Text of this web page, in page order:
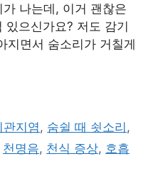
나는데, 이거 괜찮은
있으신가요? 저도 감기
지면서 숨소리가 거칠게
관지염 , 숨쉴 때 쇳소리 ,
천명음, 천식 증상, 호흡